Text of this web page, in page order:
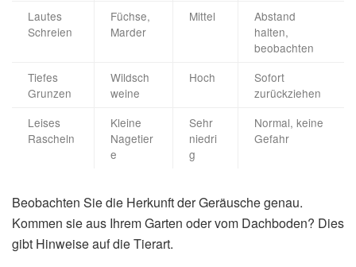
Lautes
Schreien
Füchse,
Marder
Mittel
Abstand
halten,
beobachten
Tiefes
Grunzen
Wildsch
weine
Hoch
Sofort
zurückziehen
Leises
Rascheln
Kleine
Nagetier
e
Sehr
niedri
g
Normal, keine
Gefahr
Beobachten Sie die Herkunft der Geräusche genau.
Kommen sie aus Ihrem Garten oder vom Dachboden? Dies
gibt Hinweise auf die Tierart.